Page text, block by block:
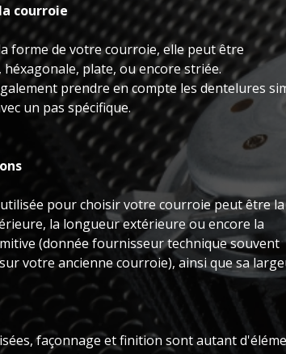
courroie
forme de votre courroie, elle peut être
plate, ou encore striée.
prendre en compte les dentelures
un pas spécifique.
pour choisir votre courroie peut être la
la longueur extérieure ou encore la
(donnée fournisseur technique souvent
votre ancienne courroie), ainsi que sa
façonnage et finition sont autant